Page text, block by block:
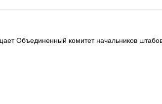
Объединенный комитет начальников